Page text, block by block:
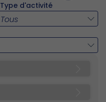
Type d'activité